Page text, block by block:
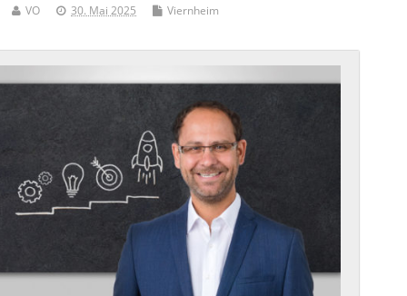
VO 30. Mai 2025 Viernheim